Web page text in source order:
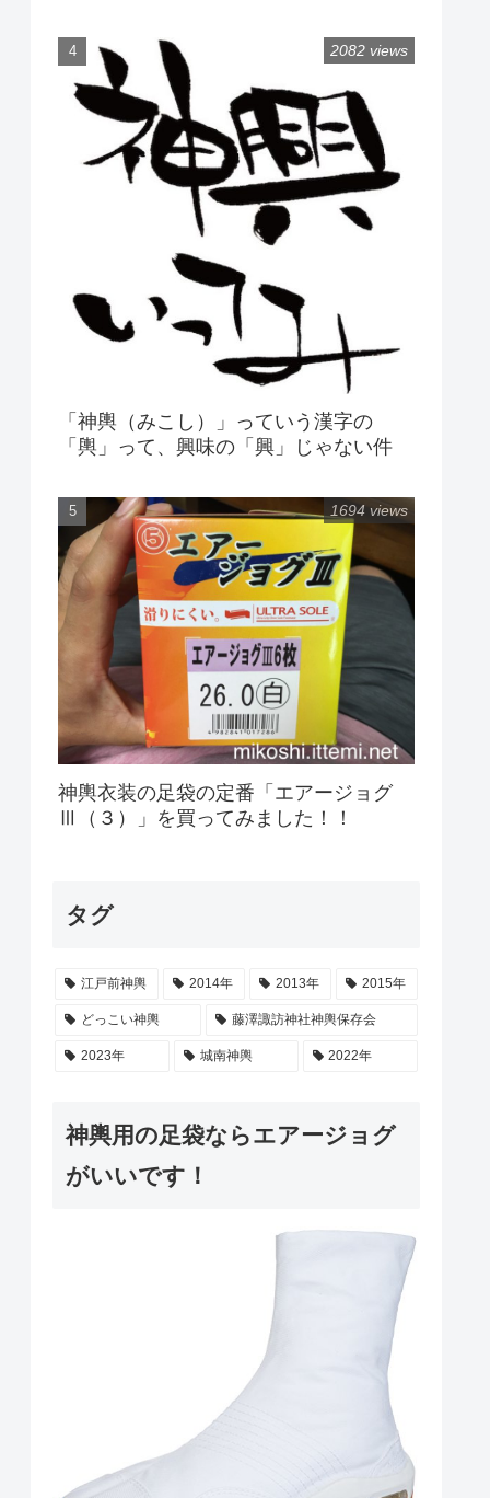
「神輿（みこし）」っていう漢字の
「輿」って、興味の「興」じゃない件
2082 views
神輿衣装の足袋の定番「エアージョグ
Ⅲ（３）」を買ってみました！！
1694 views
タグ
江戸前神輿 2014年 2013年 2015年
どっこい神輿 藤澤諏訪神社神輿保存会
2023年 城南神輿 2022年
神輿用の足袋ならエアージョグ
がいいです！